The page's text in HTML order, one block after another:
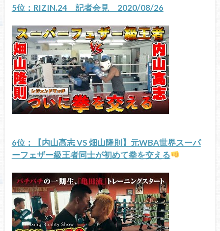
5位：RIZIN.24 記者会見 2020/08/26
6位：【内山高志 VS 畑山隆則】元WBA世界スーパ
ーフェザー級王者同士が初めて拳を交える